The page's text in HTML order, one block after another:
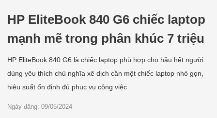
HP EliteBook 840 G6 chiếc laptop
mạnh mẽ trong phân khúc 7 triệu
HP EliteBook 840 G6 là chiếc laptop phù hợp cho hầu hết người
dùng yêu thích chủ nghĩa xê dịch cần một chiếc laptop nhỏ gọn,
hiệu suất ổn định đủ phục vụ công việc
Ngày đăng: 09/05/2024